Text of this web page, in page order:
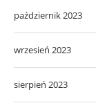
październik 2023
wrzesień 2023
sierpień 2023